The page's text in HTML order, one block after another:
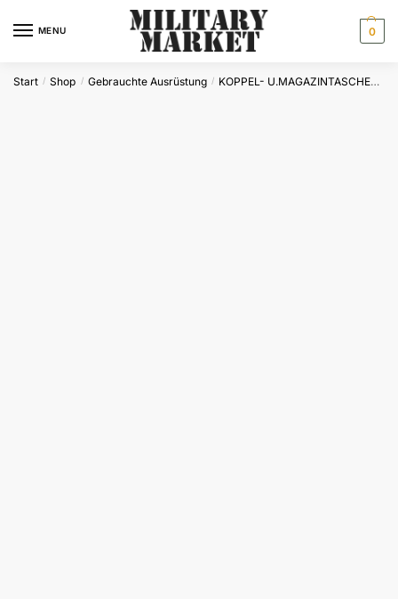
MENU 0
Start / Shop / Gebrauchte Ausrüstung / KOPPEL- U.MAGAZINTASCHEN